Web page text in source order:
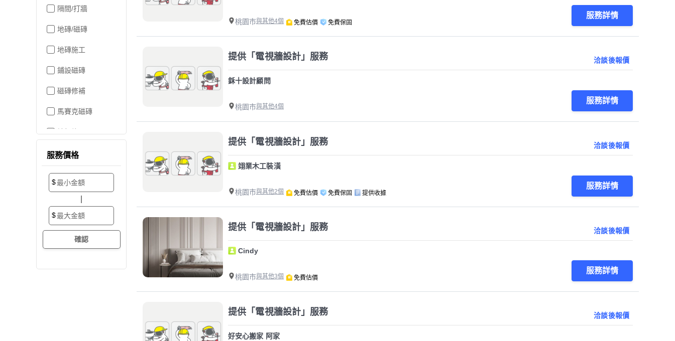
隔間/打牆
地磚/磁磚
地磚施工
鋪設磁磚
磁磚修補
馬賽克磁磚
地板維修
地板拋光打蠟
地板防滑施工
塑膠地板工程
實木地板
服務價格
$
$
桃園市與其他4個 免費估價 免費保固
服務詳情
提供「電視牆設計」服務 洽談後報價
鉌十設計顧問
桃園市與其他4個
服務詳情
提供「電視牆設計」服務 洽談後報價
翊業木工裝潢
桃園市與其他2個 免費估價 免費保固 提供收據
服務詳情
提供「電視牆設計」服務 洽談後報價
Cindy
桃園市與其他3個 免費估價
服務詳情
提供「電視牆設計」服務 洽談後報價
好安心搬家 阿家